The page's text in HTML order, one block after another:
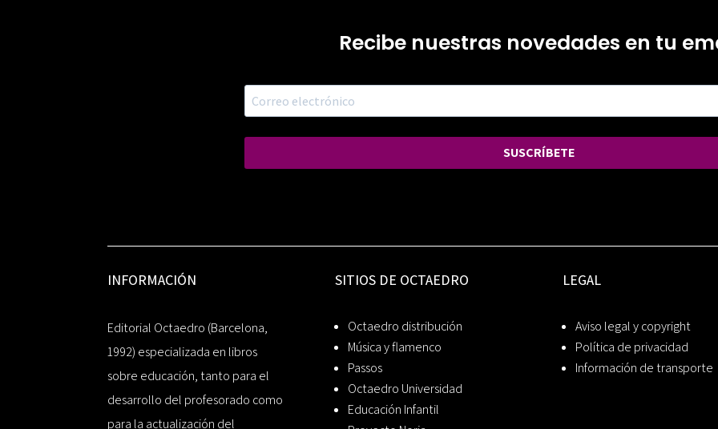
Recibe nuestras novedades en tu
SUSCRÍBETE
INFORMACIÓN
Editorial Octaedro (Barcelona,
1992) especializada en libros
sobre educación, tanto para el
desarrollo del profesorado como
para la actualización del
SITIOS DE OCTAEDRO
Octaedro distribución
Música y flamenco
Passos
Octaedro Universidad
Educación Infantil
LEGAL
Aviso legal y copyright
Política de privacidad
Información de transporte